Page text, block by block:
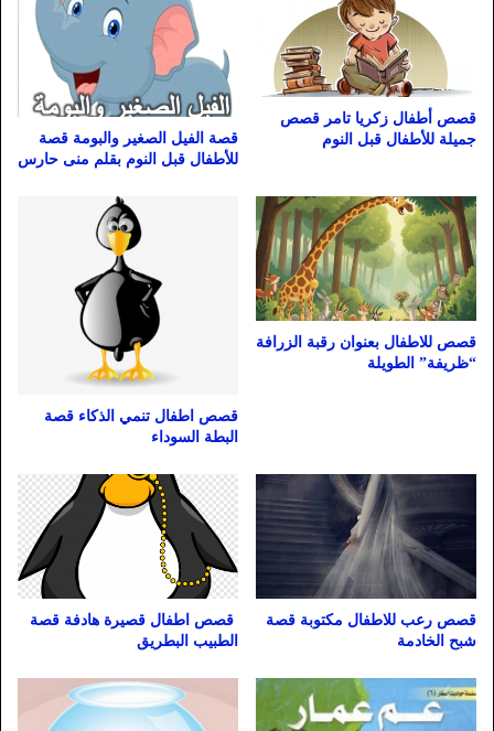
قصص أطفال زكريا تامر قصص
جميلة للأطفال قبل النوم
قصة الفيل الصغير والبومة قصة
للأطفال قبل النوم بقلم منى حارس
قصص للاطفال بعنوان رقبة الزرافة
“ظريفة” الطويلة
قصص اطفال تنمي الذكاء قصة
البطة السوداء
قصص رعب للاطفال مكتوبة قصة
شبح الخادمة
قصص اطفال قصيرة هادفة قصة
الطبيب البطريق